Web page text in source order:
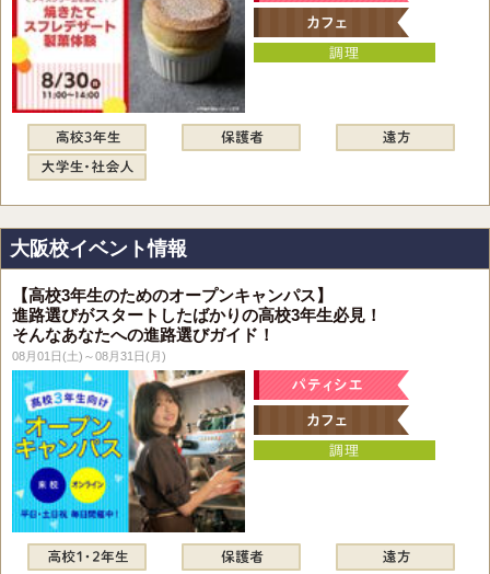
大阪校イベント情報
【高校3年生のためのオープンキャンパス】
進路選びがスタートしたばかりの高校3年生必見！
そんなあなたへの進路選びガイド！
08月01日(土)～08月31日(月)